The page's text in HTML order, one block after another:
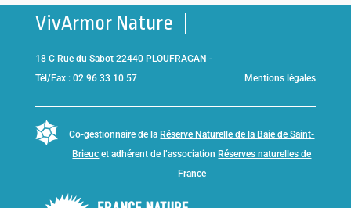
VivArmor Nature
18 C Rue du Sabot 22440 PLOUFRAGAN -
Tél/Fax : 02 96 33 10 57
Mentions légales
Co-gestionnaire de la Réserve Naturelle de la Baie de Saint-
Brieuc et adhérent de l’association Réserves naturelles de
France